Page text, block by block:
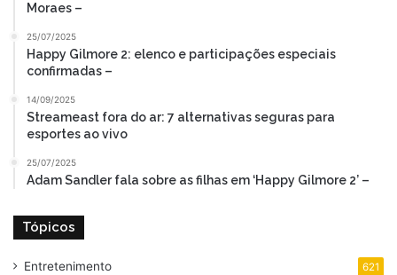
Moraes –
25/07/2025
Happy Gilmore 2: elenco e participações especiais
confirmadas –
14/09/2025
Streameast fora do ar: 7 alternativas seguras para
esportes ao vivo
25/07/2025
Adam Sandler fala sobre as filhas em ‘Happy Gilmore 2’ –
Tópicos
Entretenimento 621